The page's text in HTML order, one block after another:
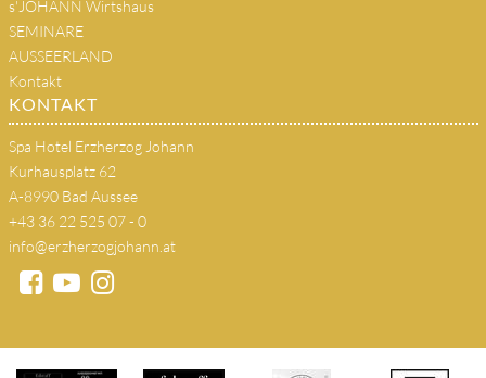
s'JOHANN Wirtshaus
SEMINARE
AUSSEERLAND
Kontakt
KONTAKT
Spa Hotel Erzherzog Johann
Kurhausplatz 62
A-8990 Bad Aussee
+43 36 22 525 07 - 0
info@erzherzogjohann.at